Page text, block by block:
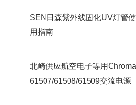
SEN日森紫外线固化UV灯管使
用指南
北崎供应航空电子等用Chroma
61507/61508/61509交流电源